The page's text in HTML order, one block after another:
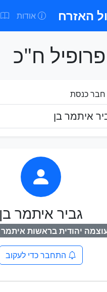
האזרח אודות
פרופיל ח"כ
כנסת
גביר איתמר בן
יהודית בראשות איתמר
התחבר כדי לעקוב